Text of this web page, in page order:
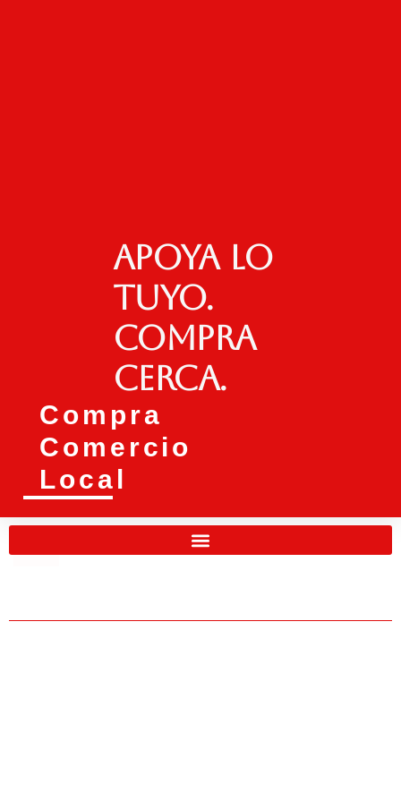
Apoya lo
tuyo.
Compra
cerca.
Compra
Comercio
Local